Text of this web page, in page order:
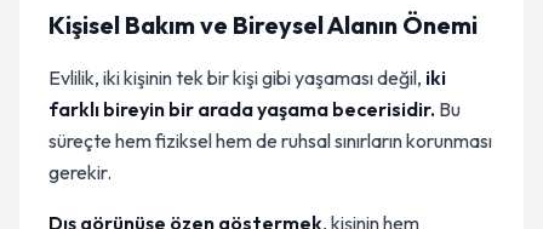
Kişisel Bakım ve Bireysel Alanın Önemi
Evlilik, iki kişinin tek bir kişi gibi yaşaması değil, iki
farklı bireyin bir arada yaşama becerisidir. Bu
süreçte hem fiziksel hem de ruhsal sınırların korunması
gerekir.
Dış görünüşe özen göstermek, kişinin hem